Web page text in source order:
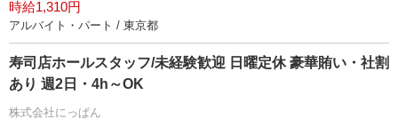
時給1,310円
アルバイト・パート / 東京都
寿司店ホールスタッフ/未経験歓迎 日曜定休 豪華賄い・社割
あり 週2日・4h～OK
株式会社にっぱん